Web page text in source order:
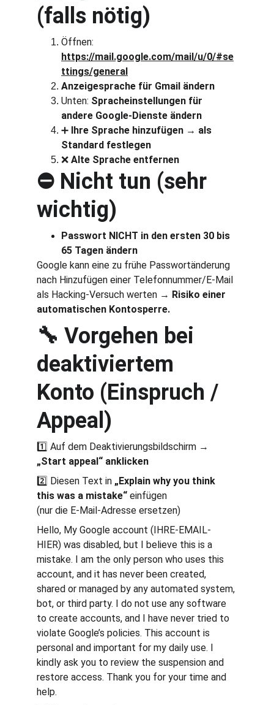
(falls nötig)
Öffnen:
https://mail.google.com/mail/u/0/#se
ttings/general
Anzeigesprache für Gmail ändern
Unten: Spracheinstellungen für
andere Google-Dienste ändern
➕ Ihre Sprache hinzufügen → als
Standard festlegen
❌ Alte Sprache entfernen
⛔ Nicht tun (sehr
wichtig)
Passwort NICHT in den ersten 30 bis
65 Tagen ändern
Google kann eine zu frühe Passwortänderung
nach Hinzufügen einer Telefonnummer/E-Mail
als Hacking-Versuch werten → Risiko einer
automatischen Kontosperre.
🔧 Vorgehen bei
deaktiviertem
Konto (Einspruch /
Appeal)
1️⃣ Auf dem Deaktivierungsbildschirm →
„Start appeal“ anklicken
2️⃣ Diesen Text in „Explain why you think
this was a mistake“ einfügen
(nur die E-Mail-Adresse ersetzen)
Hello, My Google account (IHRE-EMAIL-
HIER) was disabled, but I believe this is a
mistake. I am the only person who uses this
account, and it has never been created,
shared or managed by any automated system,
bot, or third party. I do not use any software
to create accounts, and I have never tried to
violate Google’s policies. This account is
personal and important for my daily use. I
kindly ask you to review the suspension and
restore access. Thank you for your time and
help.